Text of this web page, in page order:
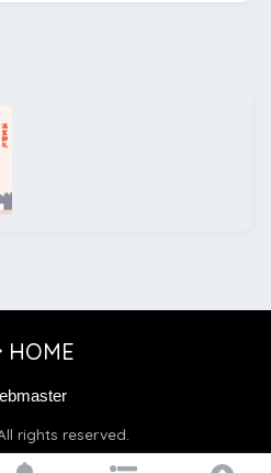
HOME
rights reserved.